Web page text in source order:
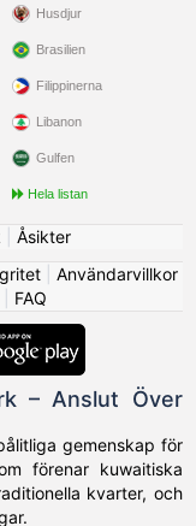
Husdjur
Brasilien
Filippinerna
Libanon
Gulfen
Hela listan
Åsikter
| Användarvillkor
FAQ
– Anslut Över
gemenskap för
förenar kuwaitiska
kvarter, och